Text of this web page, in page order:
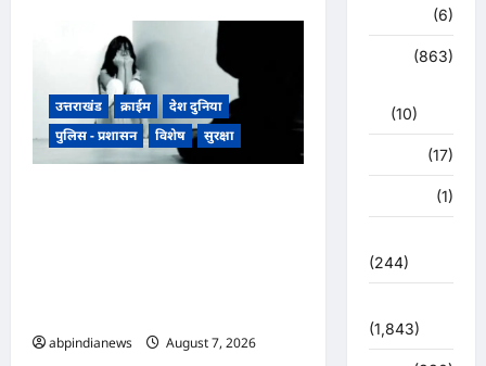
उत्तराखंड क्राईम
देश दुनिया
पुलिस - प्रशासन
विशेष सुरक्षा
abpindianews August 7, 2026
(6)
(863)
(10)
(17)
(1)
(244)
(1,843)